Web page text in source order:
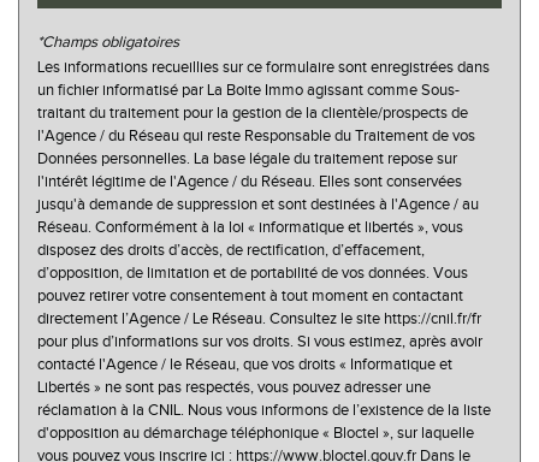
Maisons
97,78 %
Appartements
2,22 %
Familles avec 3 enfants
7,45 %
*Champs obligatoires
Les informations recueillies sur ce formulaire sont enregistrées dans
un fichier informatisé par La Boite Immo agissant comme Sous-
traitant du traitement pour la gestion de la clientèle/prospects de
l'Agence / du Réseau qui reste Responsable du Traitement de vos
Données personnelles. La base légale du traitement repose sur
l'intérêt légitime de l'Agence / du Réseau. Elles sont conservées
jusqu'à demande de suppression et sont destinées à l'Agence / au
Réseau. Conformément à la loi « informatique et libertés », vous
disposez des droits d’accès, de rectification, d’effacement,
d’opposition, de limitation et de portabilité de vos données. Vous
pouvez retirer votre consentement à tout moment en contactant
directement l’Agence / Le Réseau. Consultez le site https://cnil.fr/fr
pour plus d’informations sur vos droits. Si vous estimez, après avoir
contacté l'Agence / le Réseau, que vos droits « Informatique et
Libertés » ne sont pas respectés, vous pouvez adresser une
réclamation à la CNIL. Nous vous informons de l’existence de la liste
d'opposition au démarchage téléphonique « Bloctel », sur laquelle
vous pouvez vous inscrire ici : https://www.bloctel.gouv.fr Dans le